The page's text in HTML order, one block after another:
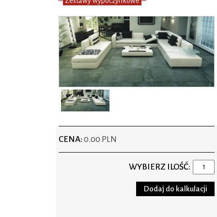
CENA:0.00 PLN
WYBIERZ ILOŚĆ: